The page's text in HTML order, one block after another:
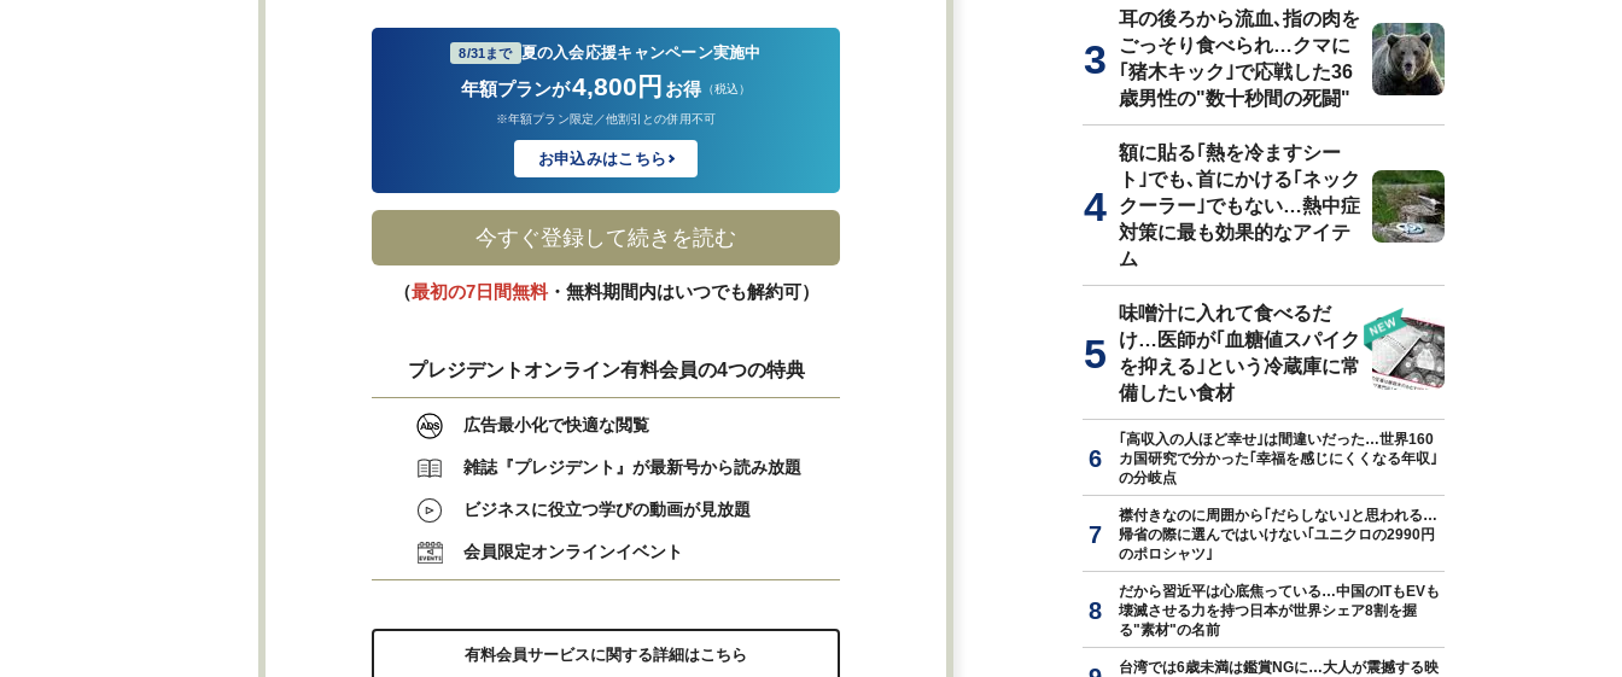
8/31まで 夏の入会応援キャンペーン実施中
年額プランが4,800円 お得 （税込）
※年額プラン限定／他割引との併用不可
お申込みはこちら
今すぐ登録して続きを読む
（最初の7日間無料・無料期間内はいつでも解約可）
プレジデントオンライン有料会員の4つの特典
広告最小化で快適な閲覧
雑誌『プレジデント』が最新号から読み放題
ビジネスに役立つ学びの動画が見放題
会員限定オンラインイベント
有料会員サービスに関する詳細はこちら
耳の後ろから流血､指の肉を
ごっそり食べられ…クマに
｢猪木キック｣で応戦した36
歳男性の"数十秒間の死闘"
額に貼る｢熱を冷ますシー
ト｣でも､首にかける｢ネック
クーラー｣でもない…熱中症
対策に最も効果的なアイテ
ム
味噌汁に入れて食べるだ
け…医師が｢血糖値スパイク
を抑える｣という冷蔵庫に常
備したい食材
｢高収入の人ほど幸せ｣は間違いだった…世界160
カ国研究で分かった｢幸福を感じにくくなる年収｣
の分岐点
襟付きなのに周囲から｢だらしない｣と思われる…
帰省の際に選んではいけない｢ユニクロの2990円
のポロシャツ｣
だから習近平は心底焦っている…中国のITもEVも
壊滅させる力を持つ日本が世界シェア8割を握
る"素材"の名前
台湾では6歳未満は鑑賞NGに…大人が震撼する映